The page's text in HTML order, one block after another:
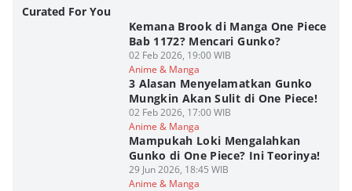
Curated For You
Kemana Brook di Manga One Piece
Bab 1172? Mencari Gunko?
02 Feb 2026, 19:00 WIB
Anime & Manga
3 Alasan Menyelamatkan Gunko
Mungkin Akan Sulit di One Piece!
02 Feb 2026, 17:00 WIB
Anime & Manga
Mampukah Loki Mengalahkan
Gunko di One Piece? Ini Teorinya!
29 Jun 2026, 18:45 WIB
Anime & Manga